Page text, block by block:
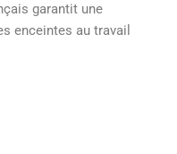
garantit une
enceintes au travail